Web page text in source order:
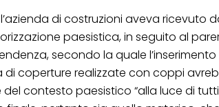
l’azienda di costruzioni aveva
paesistica, in seguito al
secondo la quale
di coperture realizzate con coppi
del contesto paesistico “alla luce di